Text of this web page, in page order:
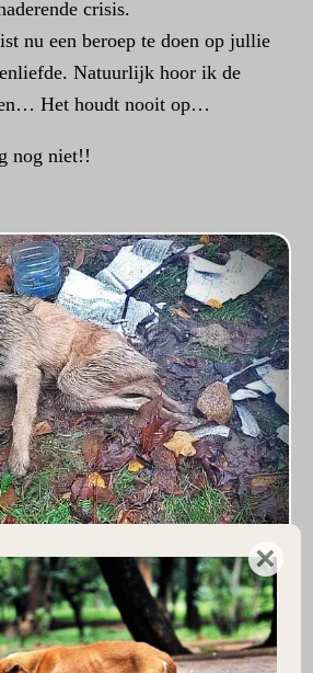
crisis.
nu een beroep te doen op jullie
Natuurlijk hoor ik de
Het houdt nooit op…
nog niet!!
×